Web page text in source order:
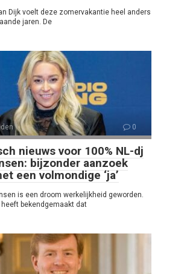
Dijk voelt deze zomervakantie heel anders
jaren. De
0
nieuws voor 100% NL-dj
bijzonder aanzoek
een volmondige ‘ja’
is een droom werkelijkheid geworden.
heeft bekendgemaakt dat